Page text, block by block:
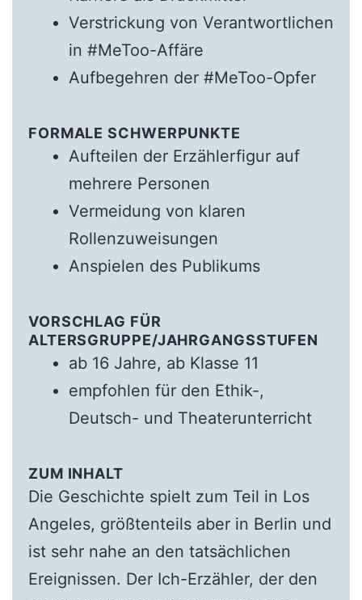
Verstrickung von Verantwortlichen
in #MeToo-Affäre
Aufbegehren der #MeToo-Opfer
FORMALE SCHWERPUNKTE
Aufteilen der Erzählerfigur auf
mehrere Personen
Vermeidung von klaren
Rollenzuweisungen
Anspielen des Publikums
VORSCHLAG FÜR
ALTERSGRUPPE/JAHRGANGSSTUFEN
ab 16 Jahre, ab Klasse 11
empfohlen für den Ethik-,
Deutsch- und Theaterunterricht
ZUM INHALT
Die Geschichte spielt zum Teil in Los
Angeles, größtenteils aber in Berlin und
ist sehr nahe an den tatsächlichen
Ereignissen. Der Ich-Erzähler, der den